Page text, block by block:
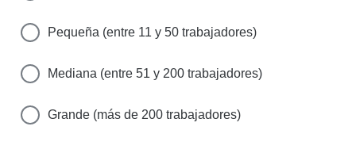
Pequeña (entre 11 y 50 trabajadores)
Mediana (entre 51 y 200 trabajadores)
Grande (más de 200 trabajadores)